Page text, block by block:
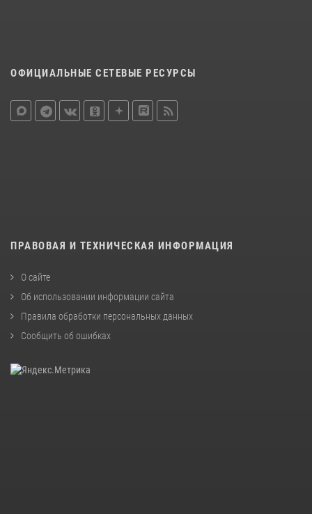
ОФИЦИАЛЬНЫЕ СЕТЕВЫЕ РЕСУРСЫ
ПРАВОВАЯ И ТЕХНИЧЕСКАЯ ИНФОРМАЦИЯ
О сайте
Об использовании информации сайта
Правила обработки персональных данных
Сообщить об ошибках